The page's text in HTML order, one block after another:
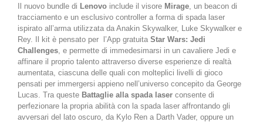
Il nuovo bundle di Lenovo include il visore Mirage , un beacon di
tracciamento e un esclusivo controller a forma di spada laser
ispirato all’arma utilizzata da Anakin Skywalker, Luke Skywalker e
Rey. Il kit è pensato per l’App gratuita Star Wars: Jedi
Challenges , e permette di immedesimarsi in un cavaliere Jedi e
affinare il proprio talento attraverso diverse esperienze di realtà
aumentata, ciascuna delle quali con molteplici livelli di gioco
pensati per immergersi appieno nell’universo concepito da George
Lucas. Tra queste Battaglie alla spada laser consente di
perfezionare la propria abilità con la spada laser affrontando gli
avversari del lato oscuro, da Kylo Ren a Darth Vader, oppure un